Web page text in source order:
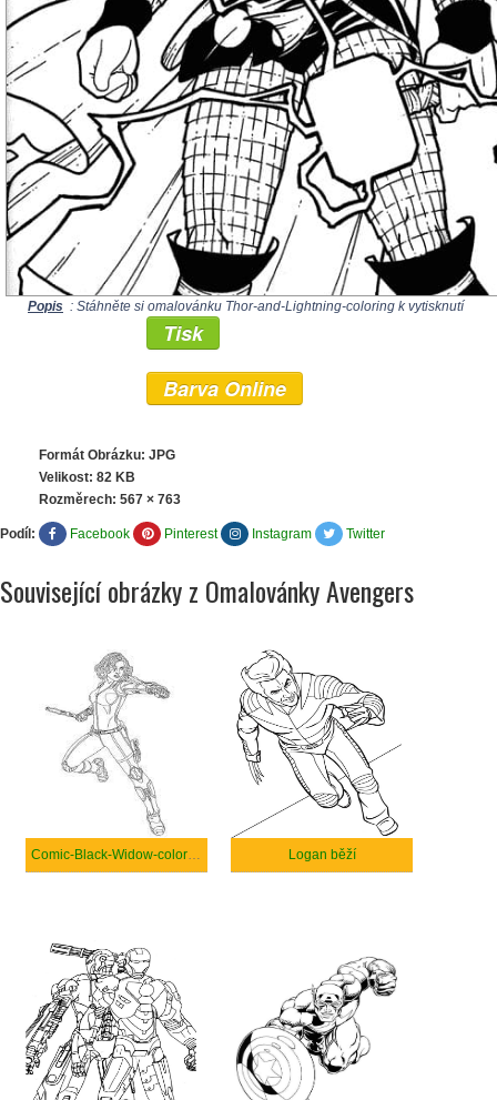
Popis : Stáhněte si omalovánku Thor-and-Lightning-coloring k vytisknutí
Tisk
Barva Online
Formát Obrázku: JPG
Velikost: 82 KB
Rozměrech: 567 × 763
Podíl: Facebook Pinterest Instagram Twitter
Související obrázky z Omalovánky Avengers
Comic-Black-Widow-coloring Logan běží